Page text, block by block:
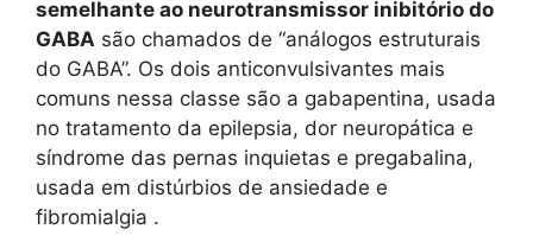
semelhante ao neurotransmissor inibitório do
GABA são chamados de “análogos estruturais
do GABA”. Os dois anticonvulsivantes mais
comuns nessa classe são a gabapentina, usada
no tratamento da epilepsia, dor neuropática e
síndrome das pernas inquietas e pregabalina,
usada em distúrbios de ansiedade e
fibromialgia .